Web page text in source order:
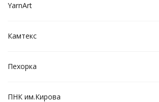
YarnArt
Камтекс
Пехорка
ПНК им.Кирова